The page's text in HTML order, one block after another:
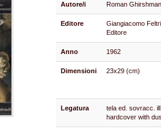
Autore/i Roman Ghirshman
Editore
Giangiacomo
Editore
Anno 1962
Dimensioni 23x29 (cm)
Legatura
tela ed. sovracc.
hardcover with